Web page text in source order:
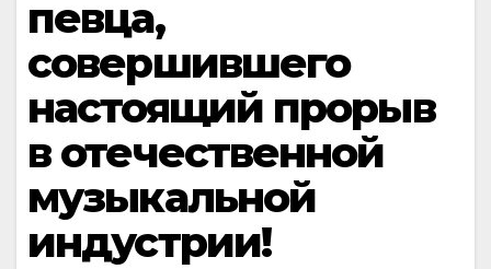
певца,
совершившего
настоящий прорыв
в отечественной
музыкальной
индустрии!